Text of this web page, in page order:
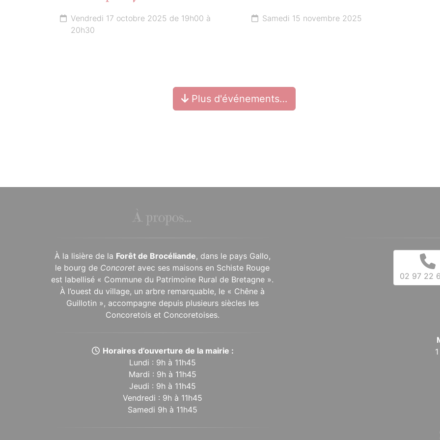
Vendredi 17 octobre 2025 de 19h00 à
20h30
Samedi 15 novembre 2025
Plus d'événements…
À propos...
À la lisière de la Forêt de Brocéliande, dans le pays Gallo,
le bourg de Concoret avec ses maisons en Schiste Rouge
est labellisé « Commune du Patrimoine Rural de Bretagne ».
À l’ouest du village, un arbre remarquable, le « Chêne à
Guillotin », accompagne depuis plusieurs siècles les
Concoretois et Concoretoises.
Horaires d’ouverture de la mairie :
Lundi : 9h à 11h45
Mardi : 9h à 11h45
Jeudi : 9h à 11h45
Vendredi : 9h à 11h45
Samedi 9h à 11h45
02 97 22